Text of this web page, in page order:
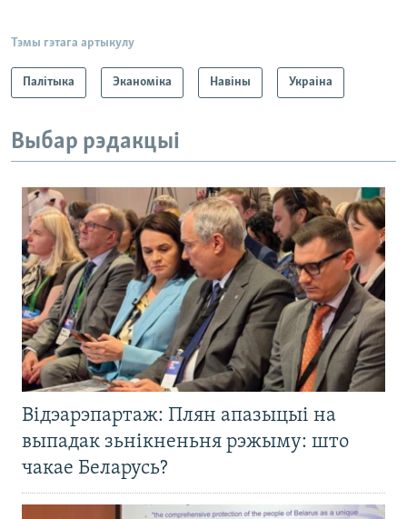
Тэмы гэтага артыкулу
Палітыка Эканоміка Навіны Украіна
Выбар рэдакцыі
Відэарэпартаж: Плян апазыцыі на
выпадак зьнікненьня рэжыму: што
чакае Беларусь?